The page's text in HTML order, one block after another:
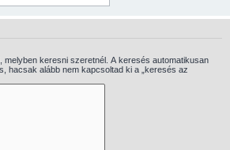
melyben keresni szeretnél. A keresés automatikusan
hacsak alább nem kapcsoltad ki a „keresés az